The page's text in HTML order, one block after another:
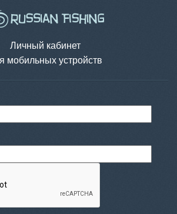
Личный кабинет
мобильных устройств